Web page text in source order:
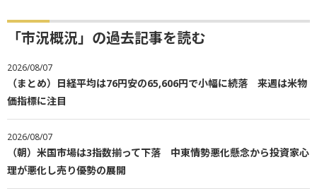
「市況概況」の過去記事を読む
2026/08/07
（まとめ）日経平均は76円安の65,606円で小幅に続落 来週は米物
価指標に注目
2026/08/07
（朝）米国市場は3指数揃って下落 中東情勢悪化懸念から投資家心
理が悪化し売り優勢の展開